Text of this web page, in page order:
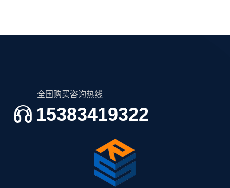
全国购买咨询热线
15383419322